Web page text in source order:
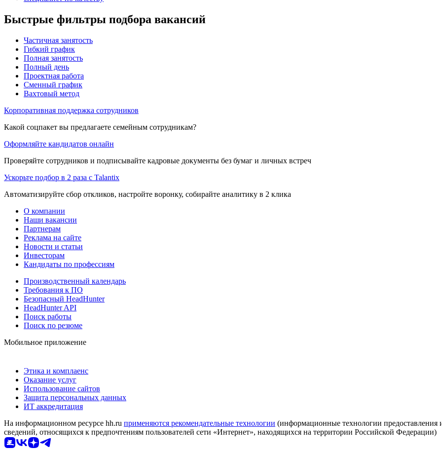
Быстрые фильтры подбора вакансий
Частичная занятость
Гибкий график
Полная занятость
Полный день
Проектная работа
Сменный график
Вахтовый метод
Корпоративная поддержка сотрудников
Какой соцпакет вы предлагаете семейным сотрудникам?
Оформляйте кандидатов онлайн
Проверяйте сотрудников и подписывайте кадровые документы без бумаг и личных встреч
Ускорьте подбор в 2 раза с Talantix
Автоматизируйте сбор откликов, настройте воронку, собирайте аналитику в 2 клика
О компании
Наши вакансии
Партнерам
Реклама на сайте
Новости и статьи
Инвесторам
Кандидаты по профессиям
Производственный календарь
Требования к ПО
Безопасный HeadHunter
HeadHunter API
Поиск работы
Поиск по резюме
Мобильное приложение
Этика и комплаенс
Оказание услуг
Использование сайтов
Защита персональных данных
ИТ аккредитация
На информационном ресурсе hh.ru применяются рекомендательные технологии (информационные технологии предоставления
сведений, относящихся к предпочтениям пользователей сети «Интернет», находящихся на территории Российской Федерации)